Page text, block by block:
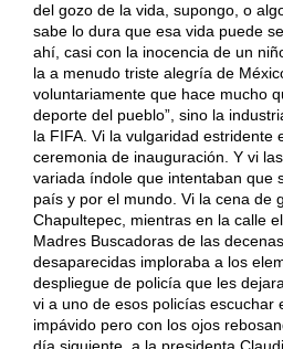
del gozo de la vida, supongo, o
sabe lo dura que esa vida puede
ahí, casi con la inocencia de un
la a menudo triste alegría de
voluntariamente que hace mucho
deporte del pueblo”, sino la
la FIFA. Vi la vulgaridad estridente
ceremonia de inauguración. Y vi
variada índole que intentaban que
país y por el mundo. Vi la cena de
Chapultepec, mientras en la calle
Madres Buscadoras de las
desaparecidas imploraba a los
despliegue de policía que les
vi a uno de esos policías escuchar
impávido pero con los ojos